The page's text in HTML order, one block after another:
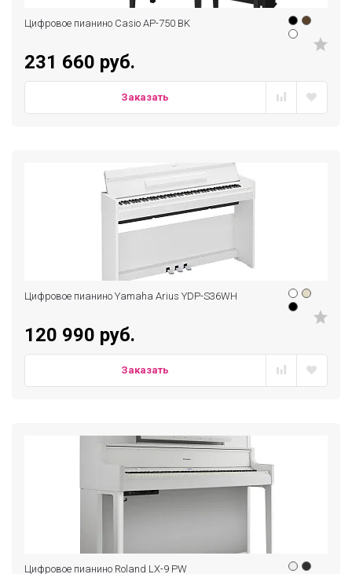
Цифровое пианино Casio AP-750 BK
231 660 руб.
Заказать
Цифровое пианино Yamaha Arius YDP-S36WH
120 990 руб.
Заказать
Цифровое пианино Roland LX-9 PW